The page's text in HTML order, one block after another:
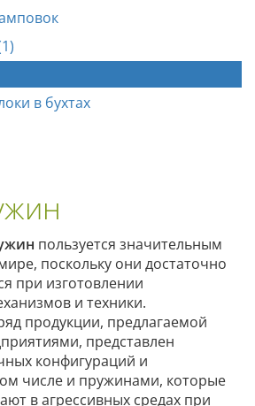
в бухтах
пользуется значительным
поскольку они достаточно
при изготовлении
и техники.
продукции, предлагаемой
представлен
конфигураций и
числе и пружинами, которые
в агрессивных средах при